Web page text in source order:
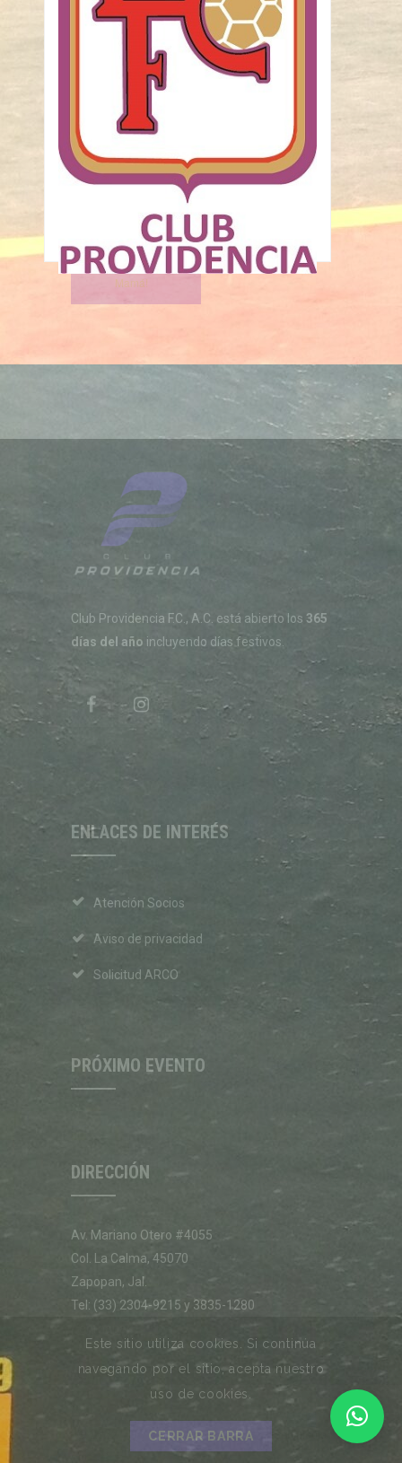
NAVIGATION
¡Celebra a
Mamá!
Club Providencia F.C., A.C. está abierto los 365
días del año incluyendo días festivos.
ENLACES DE INTERÉS
Atención Socios
Aviso de privacidad
Solicitud ARCO
PRÓXIMO EVENTO
DIRECCIÓN
Av. Mariano Otero #4055
Col. La Calma, 45070
Zapopan, Jal.
Tel: (33) 2304-9215 y 3835-1280
PFC. Desarrollado por: Brazen Media
Este sitio utiliza cookies. Si continúa
navegando por el sitio, acepta nuestro
uso de cookies.
CERRAR BARRA